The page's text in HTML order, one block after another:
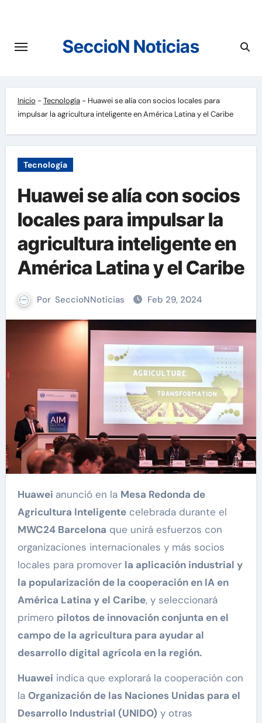
contenido
SeccioN Noticias
Inicio - Tecnología- Huawei se alía con socios locales para
impulsar la agricultura inteligente en América Latina y el Caribe
Tecnología
Huawei se alía con socios
locales para impulsar la
agricultura inteligente en
América Latina y el Caribe
Por SeccioNNoticias Feb 29, 2024
Huawei anunció en la Mesa Redonda de
Agricultura Inteligentecelebrada durante el
MWC24 Barcelona que unirá esfuerzos con
organizaciones internacionales y más socios
locales para promover la aplicación industrial y
la popularización de la cooperación en IA en
América Latina y el Caribe, y seleccionará
primero pilotos de innovación conjunta en el
campo de la agricultura para ayudar al
desarrollo digital agrícola en la región.
Huawei indica que explorará la cooperación con
la Organización de las Naciones Unidas para el
Desarrollo Industrial (UNIDO) y otras